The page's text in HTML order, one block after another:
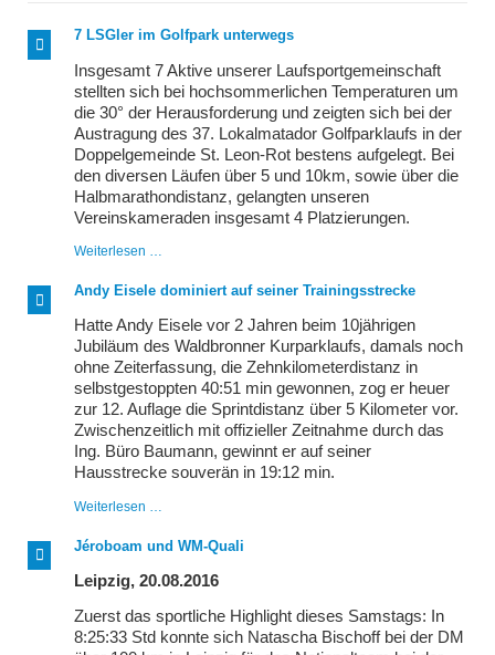
7 LSGler im Golfpark unterwegs
Insgesamt 7 Aktive unserer Laufsportgemeinschaft
stellten sich bei hochsommerlichen Temperaturen um
die 30° der Herausforderung und zeigten sich bei der
Austragung des 37. Lokalmatador Golfparklaufs in der
Doppelgemeinde St. Leon-Rot bestens aufgelegt. Bei
den diversen Läufen über 5 und 10km, sowie über die
Halbmarathondistanz, gelangten unseren
Vereinskameraden insgesamt 4 Platzierungen.
Weiterlesen …
im
Golfpark
unterwegs
Andy Eisele dominiert auf seiner Trainingsstrecke
Hatte Andy Eisele vor 2 Jahren beim 10jährigen
Jubiläum des Waldbronner Kurparklaufs, damals noch
ohne Zeiterfassung, die Zehnkilometerdistanz in
selbstgestoppten 40:51 min gewonnen, zog er heuer
zur 12. Auflage die Sprintdistanz über 5 Kilometer vor.
Zwischenzeitlich mit offizieller Zeitnahme durch das
Ing. Büro Baumann, gewinnt er auf seiner
Hausstrecke souverän in 19:12 min.
Weiterlesen …
dominiert
auf
Trainingsstrecke
Jéroboam und WM-Quali
Leipzig, 20.08.2016
Zuerst das sportliche Highlight dieses Samstags: In
8:25:33 Std konnte sich Natascha Bischoff bei der DM